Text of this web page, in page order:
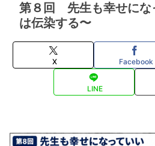
第８回 先生も幸せにな
は伝染する〜
X Facebook
LINE